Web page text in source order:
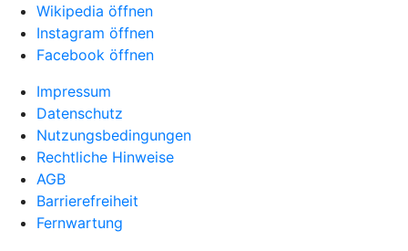
Wikipedia öffnen
Instagram öffnen
Facebook öffnen
Impressum
Datenschutz
Nutzungsbedingungen
Rechtliche Hinweise
AGB
Barrierefreiheit
Fernwartung